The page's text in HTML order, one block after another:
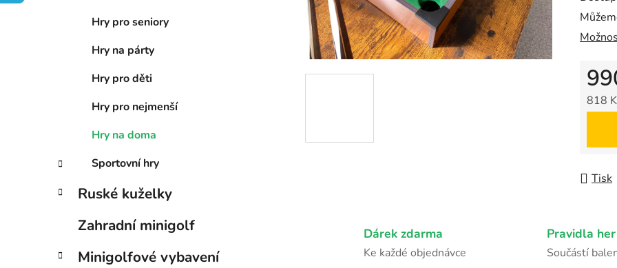
Hry pro seniory
Hry na párty
Hry pro děti
Hry pro nejmenší
Hry na doma
Sportovní hry
Ruské kuželky
Zahradní minigolf
Minigolfové vybavení
z
5
818
Tisk
Dárek zdarma
Ke každé objednávce
Pravidla her
Součástí